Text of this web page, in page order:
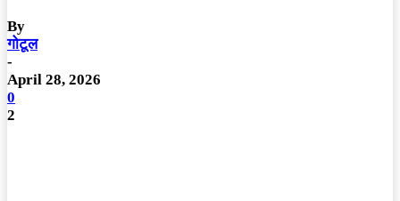
By
गोटूल
-
April 28, 2026
0
2